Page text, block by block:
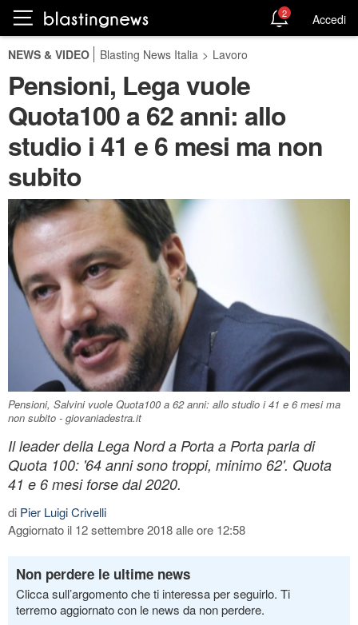
2 Accedi
NEWS & VIDEO Blasting News Italia > Lavoro
Pensioni, Lega vuole
Quota100 a 62 anni: allo
studio i 41 e 6 mesi ma non
subito
Pensioni, Salvini vuole Quota100 a 62 anni: allo studio i 41 e 6 mesi ma
non subito - giovaniadestra.it
Il leader della Lega Nord a Porta a Porta parla di
Quota 100: '64 anni sono troppi, minimo 62'. Quota
41 e 6 mesi forse dal 2020.
di Pier Luigi Crivelli
Aggiornato il 12 settembre 2018 alle ore 12:58
Non perdere le ultime news
Clicca sull’argomento che ti interessa per seguirlo. Ti
terremo aggiornato con le news da non perdere.